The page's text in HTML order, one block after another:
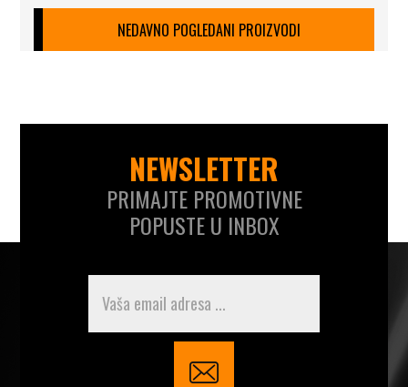
NEDAVNO POGLEDANI PROIZVODI
NEWSLETTER
PRIMAJTE PROMOTIVNE
POPUSTE U INBOX